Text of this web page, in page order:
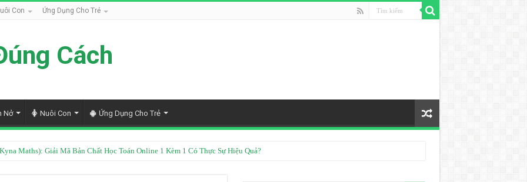
Con Ứng Dụng Cho Trẻ
Cách
Nở Nuôi Con Ứng Dụng Cho Trẻ
Maths): Giải Mã Bản Chất Học Toán Online 1 Kèm 1 Có Thực Sự Hiệu Quả?
Premium Giá Rẻ: Có Đáng Tiền? Hướng Dẫn Tối Ưu Chi Phí Giảm 60%